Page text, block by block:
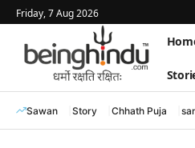
Friday, 7 Aug 2026
Sawan Story Chhath Puja